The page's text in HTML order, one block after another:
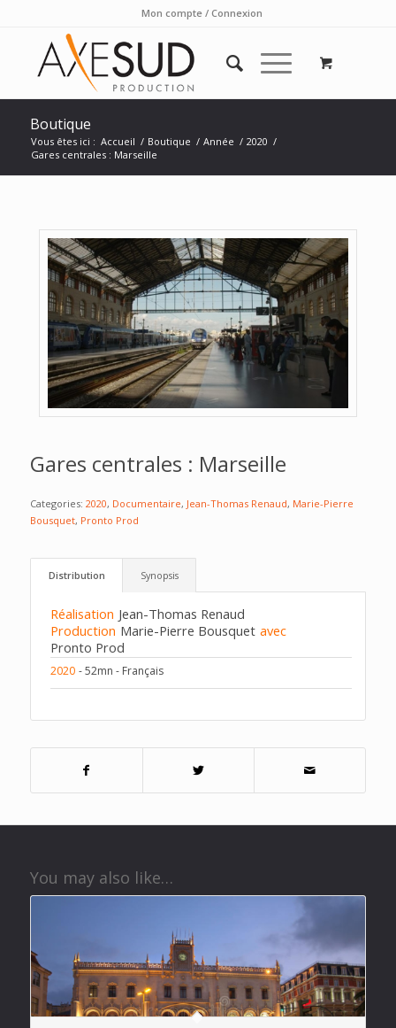
Mon compte / Connexion
Boutique
Vous êtes ici : Accueil / Boutique / Année / 2020 /
Gares centrales : Marseille
Gares centrales : Marseille
Categories: 2020, Documentaire, Jean-Thomas Renaud, Marie-Pierre
Bousquet, Pronto Prod
Distribution Synopsis
Réalisation Jean-Thomas Renaud
Production Marie-Pierre Bousquet avec
Pronto Prod
2020 - 52mn - Français
You may also like…